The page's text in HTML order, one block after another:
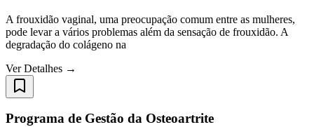
A frouxidão vaginal, uma preocupação comum entre as mulheres,
pode levar a vários problemas além da sensação de frouxidão. A
degradação do colágeno na
Ver Detalhes →
Programa de Gestão da Osteoartrite